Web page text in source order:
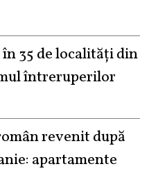
35 de localități din
întreruperilor
revenit după
apartamente